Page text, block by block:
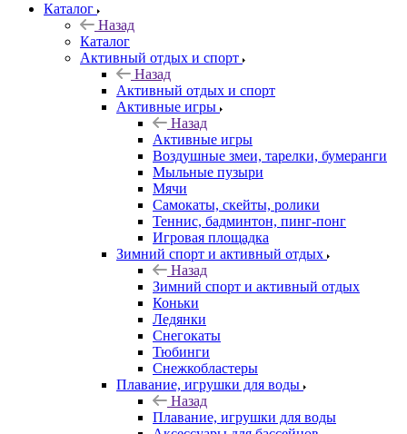
Каталог
Назад
Каталог
Активный отдых и спорт
Назад
Активный отдых и спорт
Активные игры
Назад
Активные игры
Воздушные змеи, тарелки, бумеранги
Мыльные пузыри
Мячи
Самокаты, скейты, ролики
Теннис, бадминтон, пинг-понг
Игровая площадка
Зимний спорт и активный отдых
Назад
Зимний спорт и активный отдых
Коньки
Ледянки
Снегокаты
Тюбинги
Снежкобластеры
Плавание, игрушки для воды
Назад
Плавание, игрушки для воды